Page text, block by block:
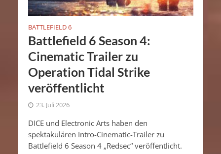
BATTLEFIELD 6
Battlefield 6 Season 4:
Cinematic Trailer zu
Operation Tidal Strike
veröffentlicht
23. Juli 2026
DICE und Electronic Arts haben den
spektakulären Intro-Cinematic-Trailer zu
Battlefield 6 Season 4 „Redsec“ veröffentlicht.